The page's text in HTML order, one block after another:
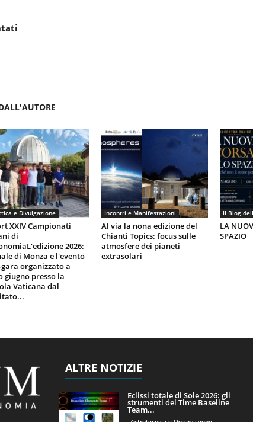
e Divulgazione
XXIV Campionati
di
2026:
di Monza e l'evento
organizzato a
giugno presso la
Vaticana dal
Incontri e Manifestazioni
Al via la nona edizione del
Chianti Topics: focus sulle
atmosfere dei pianeti
extrasolari
Il Blog
LA
SPAZIO
ALTRE NOTIZIE
Eclissi totale di Sole 2026: gli
strumenti del Time Baseline
Team...